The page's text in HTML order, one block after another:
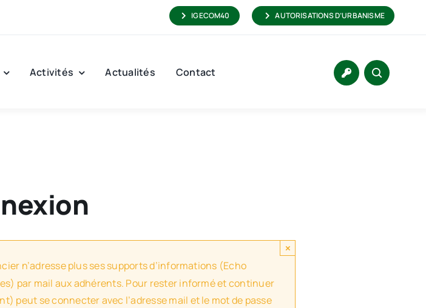
IGECOM40 AUTORISATIONS D’URBANISME
Activités Actualités Contact
n’adresse plus ses supports d’informations (Echo
par mail aux adhérents. Pour rester informé et continuer
peut se connecter avec l’adresse mail et le mot de passe
×